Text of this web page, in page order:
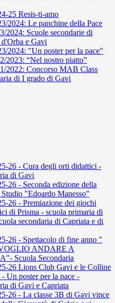
25 Resis-ti-amo
2024: Le panchine della Pace
2024: Scuole secondarie di
e Gavi
2024: "Un poster per la pace"
2023: “Nel nostro piatto”
2022: Concorso MAB Class
di I grado di Gavi
26 - Cura degli orti didattici -
di Gavi
26 - Seconda edizione della
"Edoardo Manesso"
26 - Premiazione dei giochi
di Prisma - scuola primaria di
secondaria di Capriata e di
26 - Spettacolo di fine anno "
ANDARE A
Scuola Secondaria
26 Lions Club Gavi e le Colline
Un poster per la pace -
di Gavi e Capriata
26 - La classe 3B di Gavi vince